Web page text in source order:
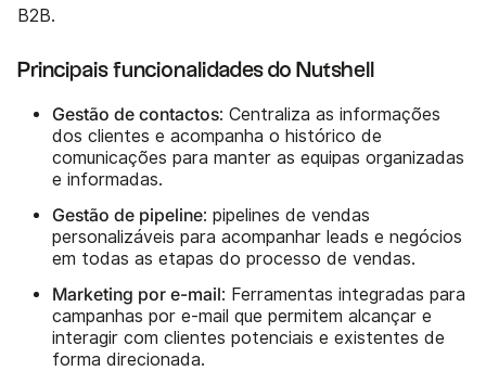
B2B.
Principais funcionalidades do Nutshell
Gestão de contactos: Centraliza as informações
dos clientes e acompanha o histórico de
comunicações para manter as equipas organizadas
e informadas.
Gestão de pipeline: pipelines de vendas
personalizáveis para acompanhar leads e negócios
em todas as etapas do processo de vendas.
Marketing por e-mail: Ferramentas integradas para
campanhas por e-mail que permitem alcançar e
interagir com clientes potenciais e existentes de
forma direcionada.